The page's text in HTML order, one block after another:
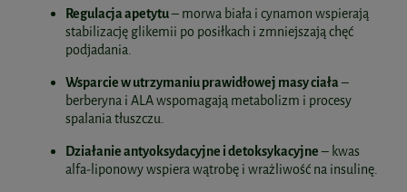
Regulacja apetytu– morwa biała i cynamon wspierają
stabilizację glikemii po posiłkach i zmniejszają chęć
podjadania.
Wsparcie w utrzymaniu prawidłowej masy ciała–
berberyna i ALA wspomagają metabolizm i procesy
spalania tłuszczu.
Działanie antyoksydacyjne i detoksykacyjne– kwas
alfa-liponowy wspiera wątrobę i wrażliwość na insulinę.